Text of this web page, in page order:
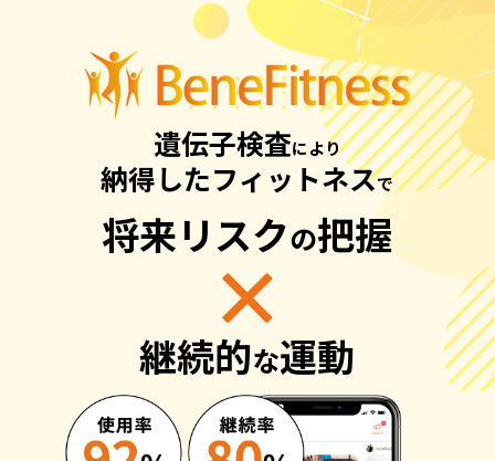
遺伝子検査により
納得したフィットネスで
将来リスクの把握
継続的な運動